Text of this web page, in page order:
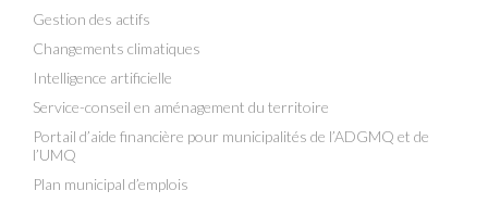
Gestion des actifs
Changements climatiques
Intelligence artificielle
Service-conseil en aménagement du territoire
Portail d’aide financière pour municipalités de l’ADGMQ et de
l’UMQ
Plan municipal d’emplois